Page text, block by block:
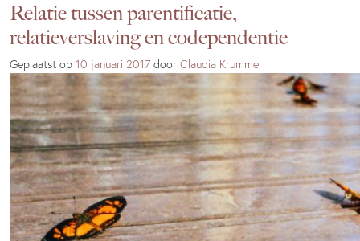
de
dynamiek
van
relatieverslaving?
De
oplossing
ligt
in
jezelf
Relatie tussen parentificatie,
relatieverslaving en codependentie
Geplaatst op 10 januari 2017 door Claudia Krumme